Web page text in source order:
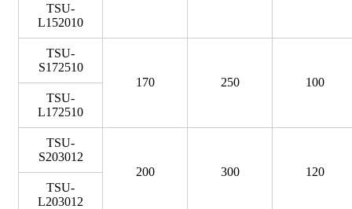
TSU-
L152010
TSU-
S172510
170
250
100
TSU-
L172510
TSU-
S203012
200
300
120
TSU-
L203012